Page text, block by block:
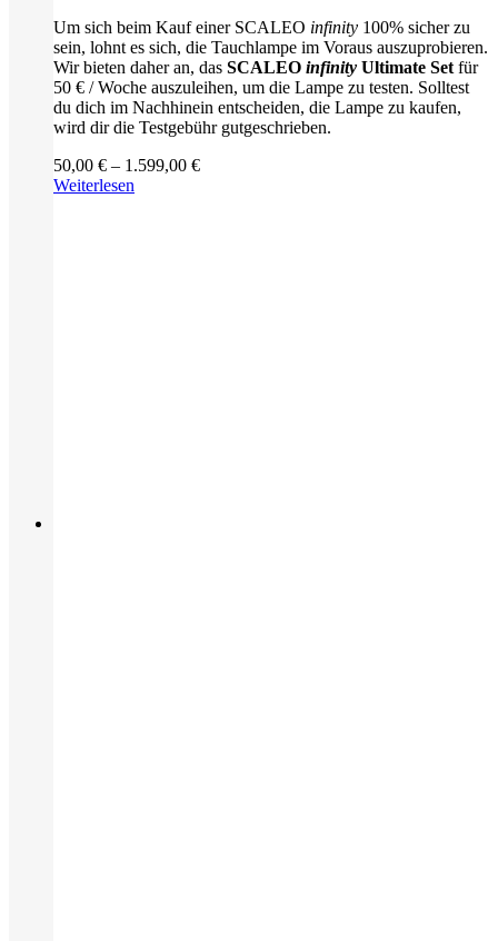
Um sich beim Kauf einer SCALEO infinity 100% sicher zu
sein, lohnt es sich, die Tauchlampe im Voraus auszuprobieren.
Wir bieten daher an, das SCALEO infinity Ultimate Set für
50 € / Woche auszuleihen, um die Lampe zu testen. Solltest
du dich im Nachhinein entscheiden, die Lampe zu kaufen,
wird dir die Testgebühr gutgeschrieben.
50,00 € – 1.599,00 €Preisspanne:
Weiterlesen